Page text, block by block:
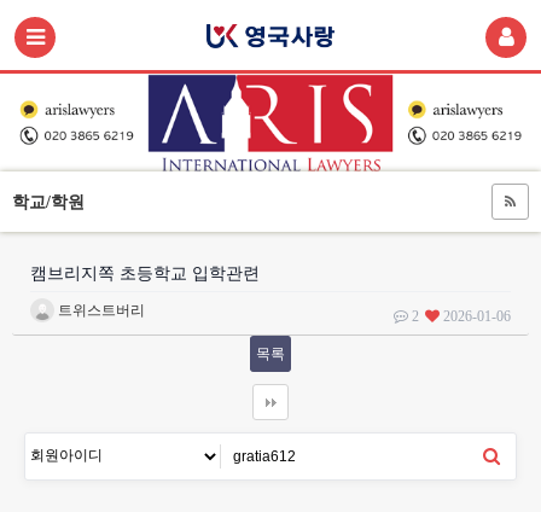
학교/학원
캠브리지쪽 초등학교 입학관련
트위스트버리 2 2026-01-06
목록